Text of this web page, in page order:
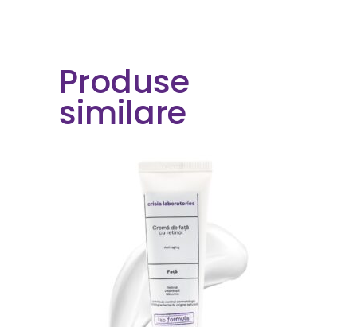
Produse
similare
COMANDA ACUM